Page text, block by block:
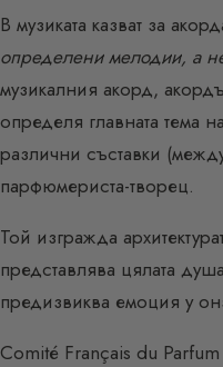
В музиката казват за
определени мелодии, а
музикалния акорд,
определя главната тема
различни съставки
парфюмериста-творец.
Той изгражда
представлява цялата
предизвиква емоция у
Comité Français du